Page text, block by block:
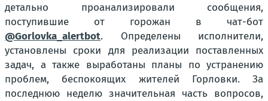
детально проанализировали сообщения,
поступившие от горожан в чат-бот
@Gorlovka_alertbot. Определены исполнители,
установлены сроки для реализации поставленных
задач, а также выработаны планы по устранению
проблем, беспокоящих жителей Горловки. За
последнюю неделю значительная часть вопросов,